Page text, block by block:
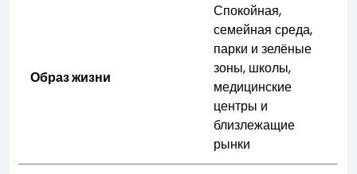
Образ жизни
Спокойная,
семейная среда,
парки и зелёные
зоны, школы,
медицинские
центры и
близлежащие
рынки